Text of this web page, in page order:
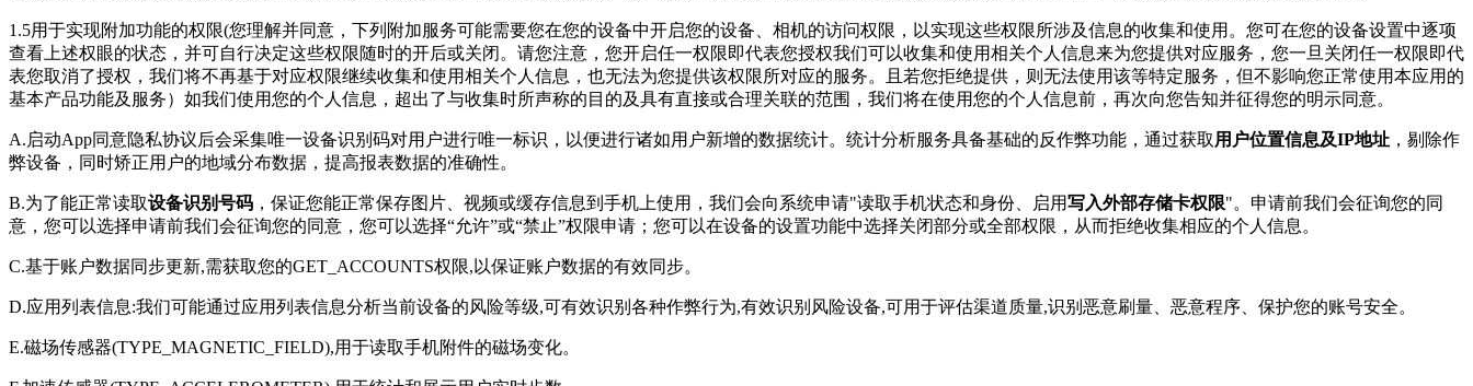
1.5用于实现附加功能的权限(您理解并同意，下列附加服务可能需要您在您的设备中开启您的设备、相机的访问权限，以实现这些权限所涉及信息的收集和使用。您可在您的设备设置中逐项
查看上述权眼的状态，并可自行决定这些权限随时的开后或关闭。请您注意，您开启任一权限即代表您授权我们可以收集和使用相关个人信息来为您提供对应服务，您一旦关闭任一权限即代
表您取消了授权，我们将不再基于对应权限继续收集和使用相关个人信息，也无法为您提供该权限所对应的服务。且若您拒绝提供，则无法使用该等特定服务，但不影响您正常使用本应用的
基本产品功能及服务）如我们使用您的个人信息，超出了与收集时所声称的目的及具有直接或合理关联的范围，我们将在使用您的个人信息前，再次向您告知并征得您的明示同意。
A.启动App同意隐私协议后会采集唯一设备识别码对用户进行唯一标识，以便进行诸如用户新增的数据统计。统计分析服务具备基础的反作弊功能，通过获取 用户位置信息及IP地址 ，剔除作
弊设备，同时矫正用户的地域分布数据，提高报表数据的准确性。
B.为了能正常读取设备识别号码 ，保证您能正常保存图片、视频或缓存信息到手机上使用，我们会向系统申请"读取手机状态和身份、启用写入外部存储卡权限"。申请前我们会征询您的同
意，您可以选择申请前我们会征询您的同意，您可以选择“允许”或“禁止”权限申请；您可以在设备的设置功能中选择关闭部分或全部权限，从而拒绝收集相应的个人信息。
C.基于账户数据同步更新,需获取您的GET_ACCOUNTS权限,以保证账户数据的有效同步。
D.应用列表信息:我们可能通过应用列表信息分析当前设备的风险等级,可有效识别各种作弊行为,有效识别风险设备,可用于评估渠道质量,识别恶意刷量、恶意程序、保护您的账号安全。
E.磁场传感器(TYPE_MAGNETIC_FIELD),用于读取手机附件的磁场变化。